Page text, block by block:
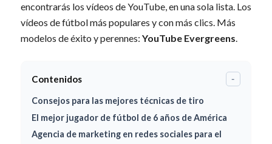
encontrarás los vídeos de YouTube, en una sola lista. Los
vídeos de fútbol más populares y con más clics. Más
modelos de éxito y perennes: YouTube Evergreens.
Contenidos -
Consejos para las mejores técnicas de tiro
El mejor jugador de fútbol de 6 años de América
Agencia de marketing en redes sociales para el